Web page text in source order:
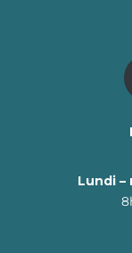
Lundi –